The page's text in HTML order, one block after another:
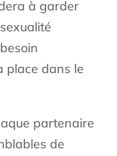
à garder
place dans le
partenaire
de